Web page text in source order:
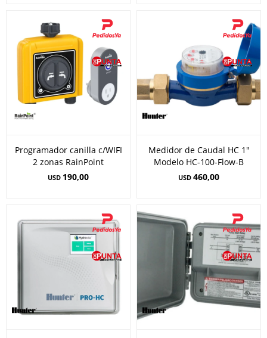
Programador canilla c/WIFI
2 zonas RainPoint
USD 190,00
Medidor de Caudal HC 1"
Modelo HC-100-Flow-B
USD 460,00